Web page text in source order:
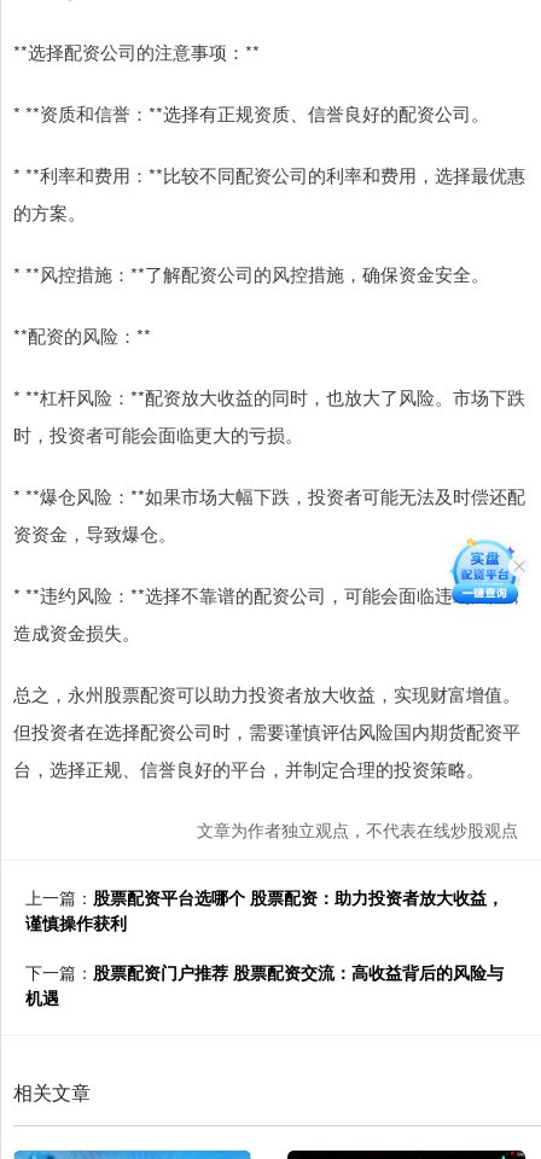
**选择配资公司的注意事项：**
* **资质和信誉：**选择有正规资质、信誉良好的配资公司。
* **利率和费用：**比较不同配资公司的利率和费用，选择最优惠
的方案。
* **风控措施：**了解配资公司的风控措施，确保资金安全。
**配资的风险：**
* **杠杆风险：**配资放大收益的同时，也放大了风险。市场下跌
时，投资者可能会面临更大的亏损。
* **爆仓风险：**如果市场大幅下跌，投资者可能无法及时偿还配
资资金，导致爆仓。
* **违约风险：**选择不靠谱的配资公司，可能会面临违约风险，
造成资金损失。
总之，永州股票配资可以助力投资者放大收益，实现财富增值。
但投资者在选择配资公司时，需要谨慎评估风险国内期货配资平
台，选择正规、信誉良好的平台，并制定合理的投资策略。
文章为作者独立观点，不代表在线炒股观点
上一篇： 股票配资平台选哪个 股票配资：助力投资者放大收益，
谨慎操作获利
下一篇： 股票配资门户推荐 股票配资交流：高收益背后的风险与
机遇
相关文章